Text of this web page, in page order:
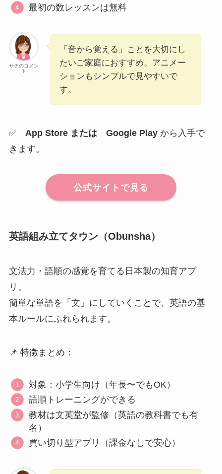
最初の数レッスンは無料
サチのコメン
ト
「音から覚える」ことを大切にし
たいご家庭におすすめ。アニメー
ションもシンプルで見やすいで
す。
✅ App Store または Google Playから入手で
きます。
公式サイトで見る
英語組み立てタウン（Obunsha）
文法力・語順の感覚を育てる日本製の知育アプ
リ。
簡単な単語を「文」にしていくことで、英語の基
本ルールにふれられます。
📌 特徴まとめ：
対象：小学生向け（年長〜でもOK）
語順トレーニングができる
教材は文英堂が監修（英語の教科書でも有
名）
買い切り型アプリ（課金なしで安心）